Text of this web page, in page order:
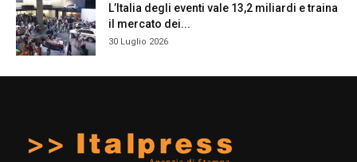
L’Italia degli eventi vale 13,2 miliardi e traina
il mercato dei...
30 Luglio 2026